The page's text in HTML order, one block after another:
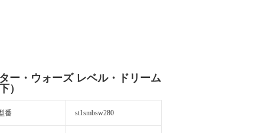
ー・ウォーズ レベル・ドリーム
）
番 st1smbsw280